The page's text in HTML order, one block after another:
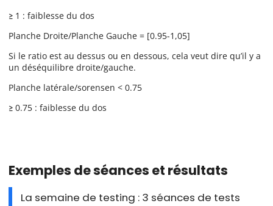
≥ 1 : faiblesse du dos
Planche Droite/Planche Gauche = [0.95-1,05]
Si le ratio est au dessus ou en dessous, cela veut dire qu’il y a
un déséquilibre droite/gauche.
Planche latérale/sorensen < 0.75
≥ 0.75 : faiblesse du dos
Exemples de séances et résultats
La semaine de testing : 3 séances de tests